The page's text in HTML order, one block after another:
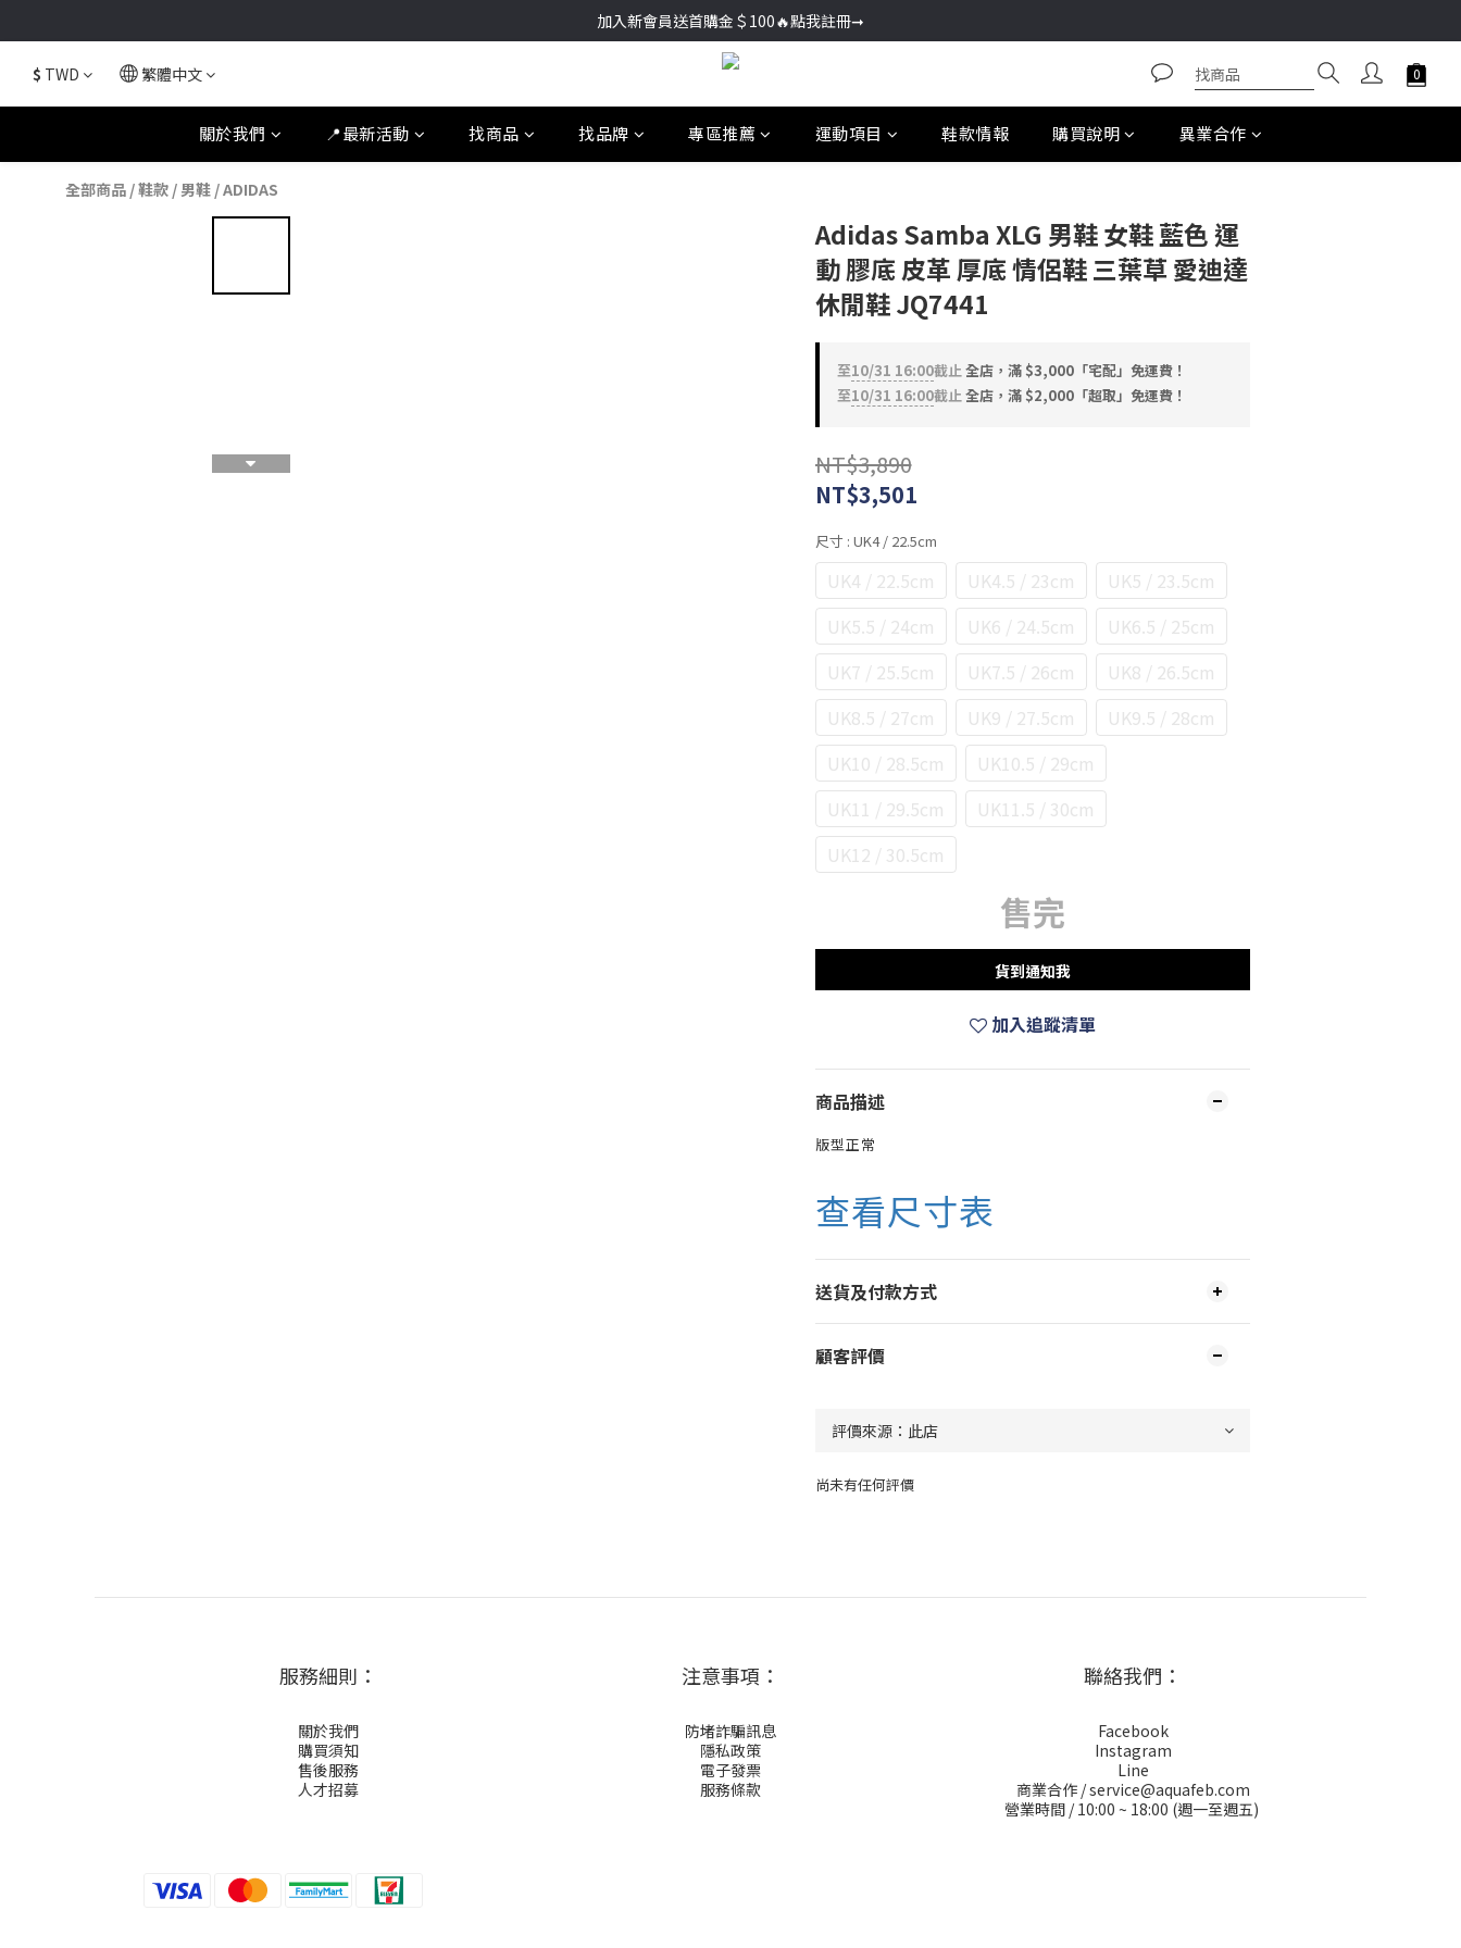
加入新會員送首購金＄100🔥點我註冊➞
加入新會員送首購金＄100🔥點我註冊➞
🚚超商取貨滿＄2000免運／宅配滿＄3000免運
加入新會員送首購金＄100🔥點我註冊➞
$ TWD 繁體中文
關於我們 📍最新活動 找商品 找品牌 專區推薦 運動項目 鞋款情報 購買說明 異業合作
全部商品 /鞋款 / 男鞋 /ADIDAS
Adidas Samba XLG 男鞋 女鞋 藍色 運
動 膠底 皮革 厚底 情侶鞋 三葉草 愛迪達
休閒鞋 JQ7441
至10/31 16:00截止全店，滿 $3,000「宅配」免運費！
至10/31 16:00截止全店，滿 $2,000「超取」免運費！
NT$3,890
NT$3,501
尺寸 : UK4 / 22.5cm
UK4 / 22.5cm UK4.5 / 23cm
UK5 / 23.5cm
UK5.5 / 24cm
UK6 / 24.5cm
UK6.5 / 25cm
UK7 / 25.5cm
UK7.5 / 26cm
UK8 / 26.5cm
UK8.5 / 27cm
UK9 / 27.5cm
UK9.5 / 28cm
UK10 / 28.5cm
UK10.5 / 29cm
UK11 / 29.5cm
UK11.5 / 30cm
UK12 / 30.5cm
售完
貨到通知我
加入追蹤清單
商品描述
版型正常
查看尺寸表
送貨及付款方式
顧客評價
尚未有任何評價
服務細則：
關於我們
購買須知
售後服務
人才招募
注意事項：
防堵詐騙訊息
隱私政策
電子發票
服務條款
聯絡我們：
Facebook
Instagram
Line
商業合作 / service@aquafeb.com
營業時間 / 10:00 ~ 18:00 (週一至週五)